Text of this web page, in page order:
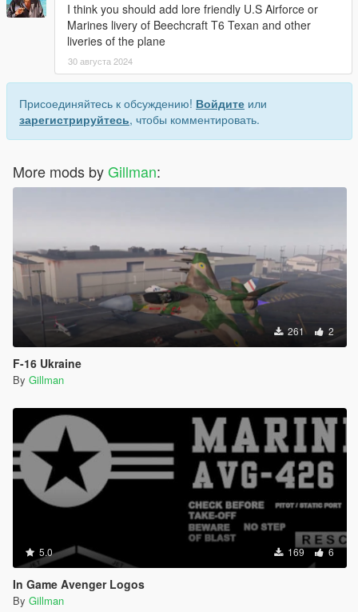
I think you should add lore friendly U.S Airforce or
Marines livery of Beechcraft T6 Texan and other
liveries of the plane
30 августа 2024
Присоединяйтесь к обсуждению! Войдите или
зарегистрируйтесь, чтобы комментировать.
More mods byGillman:
261 2
F-16 Ukraine
By Gillman
5.0 169 6
In Game Avenger Logos
By Gillman